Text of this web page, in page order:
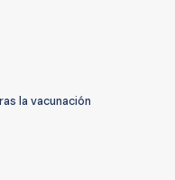
la vacunación